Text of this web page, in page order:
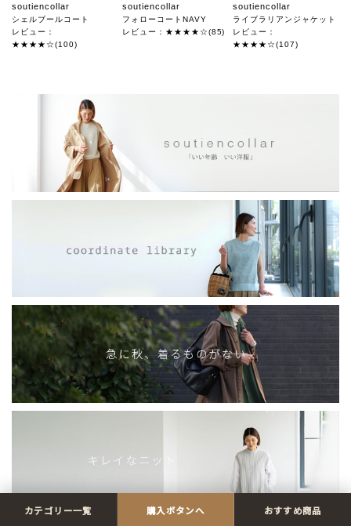
soutiencollar
シェルブールコート
レビュー：
★★★★☆(100)
soutiencollar
フォローコートNAVY
レビュー：★★★★☆(85)
soutiencollar
ライブラリアンジャケット
レビュー：
★★★★☆(107)
カテゴリー一覧 購入ボタンへ おすすめ商品